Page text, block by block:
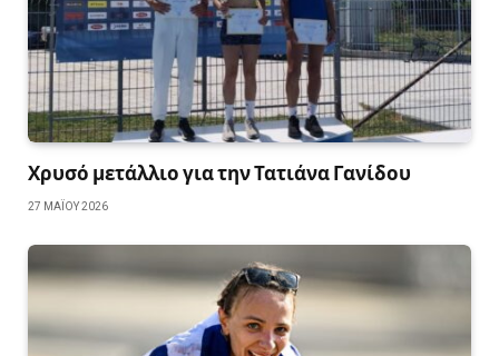
Χρυσό μετάλλιο για την Τατιάνα Γανίδου
27 ΜΑΪ́ΟΥ 2026